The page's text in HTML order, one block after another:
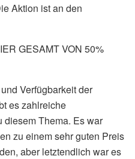
Aktion ist an den
GESAMT VON 50%
Verfügbarkeit der
es zahlreiche
diesem Thema. Es war
zu einem sehr guten Preis
aber letztendlich war es